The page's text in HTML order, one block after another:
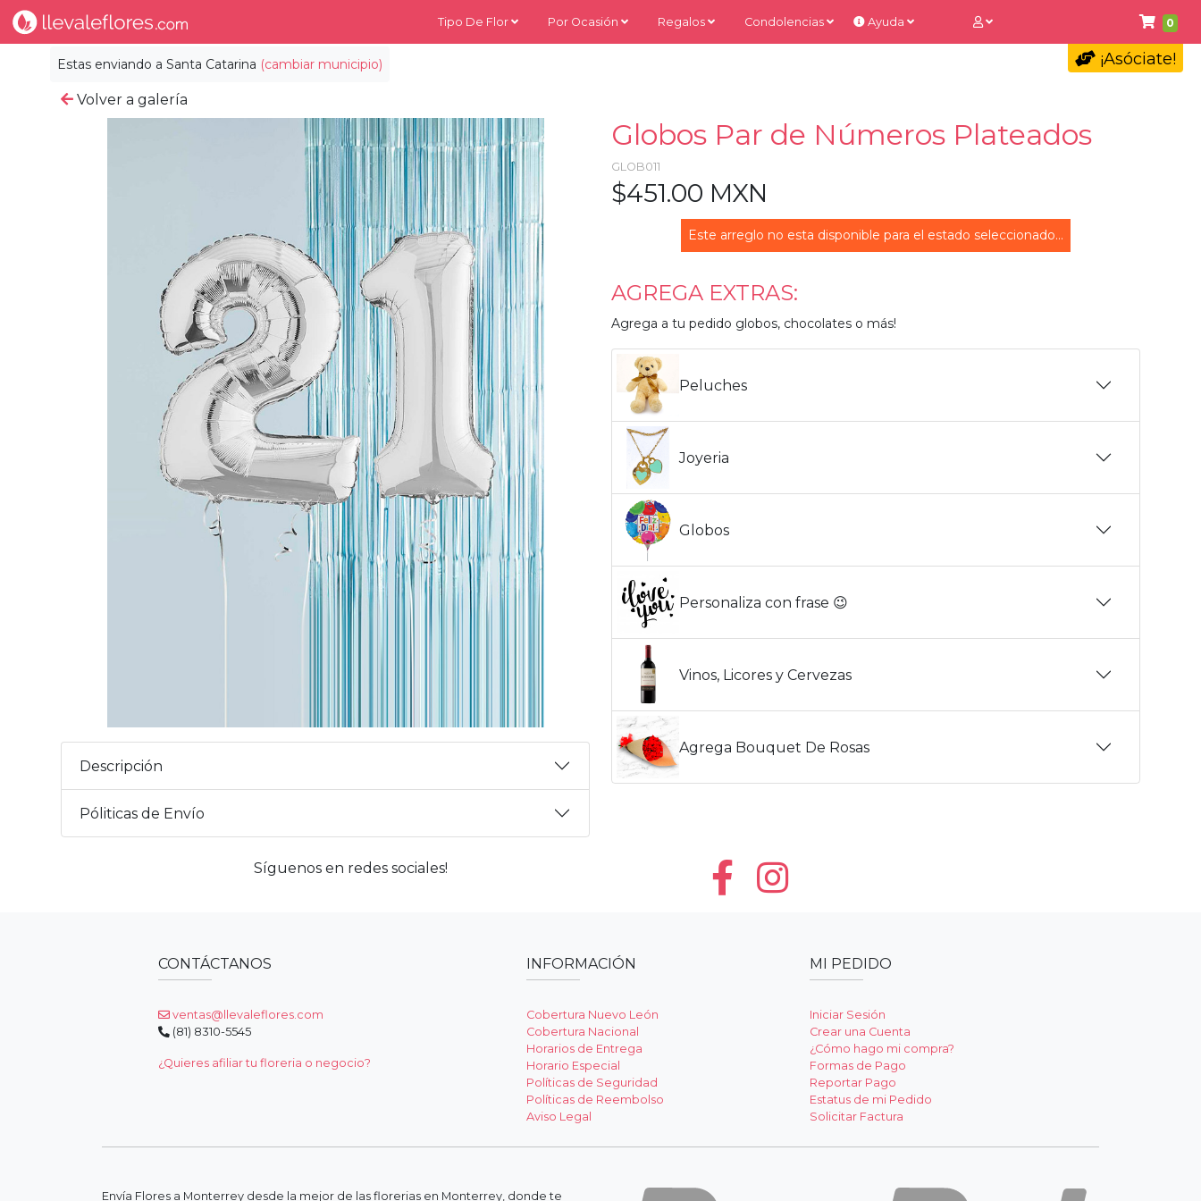
0
Estas enviando a Santa Catarina (cambiar municipio)
Tipo De Flor Por Ocasión Regalos Condolencias Ayuda
¡Asóciate!
Volver a galería
Descripción
Póliticas de Envío
Globos Par de Números Plateados
GLOB011
$451.00 MXN
Este arreglo no esta disponible para el estado seleccionado...
AGREGA EXTRAS:
Agrega a tu pedido globos, chocolates o más!
Peluches
Joyeria
Globos
Personaliza con frase 😉
Vinos, Licores y Cervezas
Agrega Bouquet De Rosas
Síguenos en redes sociales!
CONTÁCTANOS
ventas@llevaleflores.com
(81) 8310-5545
¿Quieres afiliar tu floreria o negocio?
INFORMACIÓN
Cobertura Nuevo León
Cobertura Nacional
Horarios de Entrega
Horario Especial
Políticas de Seguridad
Políticas de Reembolso
Aviso Legal
MI PEDIDO
Iniciar Sesión
Crear una Cuenta
¿Cómo hago mi compra?
Formas de Pago
Reportar Pago
Estatus de mi Pedido
Solicitar Factura
Envía Flores a Monterrey desde la mejor de las florerias en Monterrey, donde te